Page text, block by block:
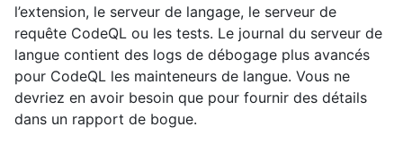
l’extension, le serveur de langage, le serveur de
requête CodeQL ou les tests. Le journal du serveur de
langue contient des logs de débogage plus avancés
pour CodeQL les mainteneurs de langue. Vous ne
devriez en avoir besoin que pour fournir des détails
dans un rapport de bogue.